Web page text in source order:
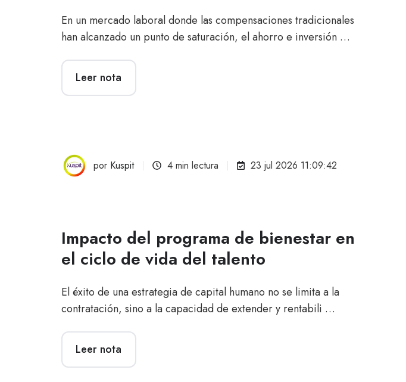
En un mercado laboral donde las compensaciones tradicionales
han alcanzado un punto de saturación, el ahorro e inversión …
Leer nota
por Kuspit 4 min lectura 23 jul 2026 11:09:42
Impacto del programa de bienestar en
el ciclo de vida del talento
El éxito de una estrategia de capital humano no se limita a la
contratación, sino a la capacidad de extender y rentabili …
Leer nota